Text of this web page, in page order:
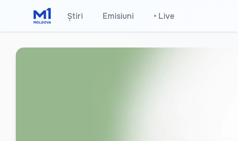
Știri Emisiuni • Live